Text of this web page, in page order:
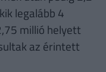
legalább 4
millió helyett
az érintett